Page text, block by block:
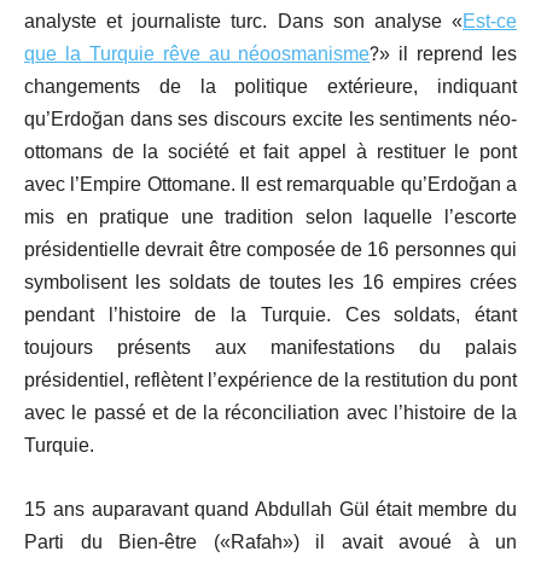
analyste et journaliste turc. Dans son analyse «Est-ce
que la Turquie rêve au néoosmanisme?» il reprend les
changements de la politique extérieure, indiquant
qu’Erdoğan dans ses discours excite les sentiments néo-
ottomans de la société et fait appel à restituer le pont
avec l’Empire Ottomane. Il est remarquable qu’Erdoğan a
mis en pratique une tradition selon laquelle l’escorte
présidentielle devrait être composée de 16 personnes qui
symbolisent les soldats de toutes les 16 empires crées
pendant l’histoire de la Turquie. Ces soldats, étant
toujours présents aux manifestations du palais
présidentiel, reflètent l’expérience de la restitution du pont
avec le passé et de la réconciliation avec l’histoire de la
Turquie.
15 ans auparavant quand Abdullah Gül était membre du
Parti du Bien-être («Rafah») il avait avoué à un